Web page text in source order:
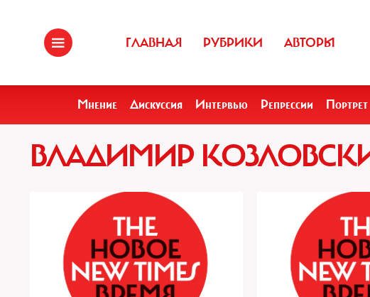
ГЛАВНАЯ РУБРИКИ АВТОРЫ
Мнение Дискуссия Интервью Репрессии Портрет
ВЛАДИМИР